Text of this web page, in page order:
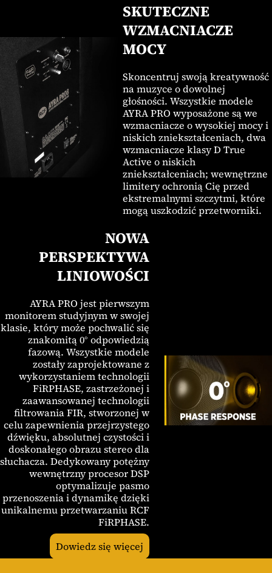
SKUTECZNE
WZMACNIACZE
MOCY
Skoncentruj swoją kreatywność
na muzyce o dowolnej
głośności. Wszystkie modele
AYRA PRO wyposażone są we
wzmacniacze o wysokiej mocy i
niskich zniekształceniach, dwa
wzmacniacze klasy D True
Active o niskich
zniekształceniach; wewnętrzne
limitery ochronią Cię przed
ekstremalnymi szczytmi, które
mogą uszkodzić przetworniki.
NOWA
PERSPEKTYWA
LINIOWOŚCI
AYRA PRO jest pierwszym
monitorem studyjnym w swojej
klasie, który może pochwalić się
znakomitą 0° odpowiedzią
fazową. Wszystkie modele
zostały zaprojektowane z
wykorzystaniem technologii
FiRPHASE, zastrzeżonej i
zaawansowanej technologii
filtrowania FIR, stworzonej w
celu zapewnienia przejrzystego
dźwięku, absolutnej czystości i
doskonałego obrazu stereo dla
słuchacza. Dedykowany potężny
wewnętrzny procesor DSP
optymalizuje pasmo
przenoszenia i dynamikę dzięki
unikalnemu przetwarzaniu RCF
FiRPHASE.
Dowiedz się więcej